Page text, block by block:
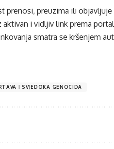
prenosi, preuzima ili
aktivan i vidljiv link prema
smatra se kršenjem
I SVJEDOKA GENOCIDA